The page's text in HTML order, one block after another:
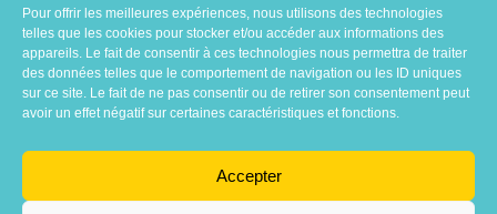
Pour offrir les meilleures expériences, nous utilisons des technologies
telles que les cookies pour stocker et/ou accéder aux informations des
appareils. Le fait de consentir à ces technologies nous permettra de traiter
des données telles que le comportement de navigation ou les ID uniques
sur ce site. Le fait de ne pas consentir ou de retirer son consentement peut
avoir un effet négatif sur certaines caractéristiques et fonctions.
Accepter
Contactez-nous